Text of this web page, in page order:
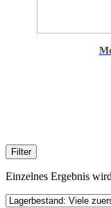
Filter
Einzelnes Ergebnis